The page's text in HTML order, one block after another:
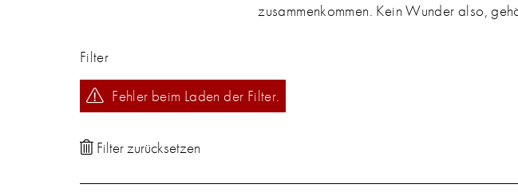
zusammenkommen. Kein Wunder also,
Filter
Fehler beim Laden der Filter.